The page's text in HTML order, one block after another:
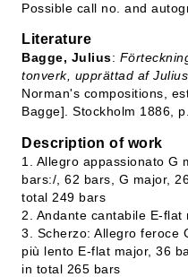
Possible call no. and
Literature
Bagge, Julius:
tonverk, upprättad af
Norman's compositions,
Bagge]. Stockholm 1886,
Description of work
1. Allegro appassionato G
bars:/, 62 bars, G major,
total 249 bars
2. Andante cantabile E-flat
3. Scherzo: Allegro feroce
più lento E-flat major, 36
in total 265 bars